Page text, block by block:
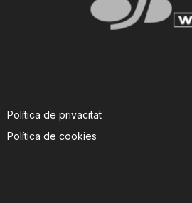
Política de privacitat
Política de cookies